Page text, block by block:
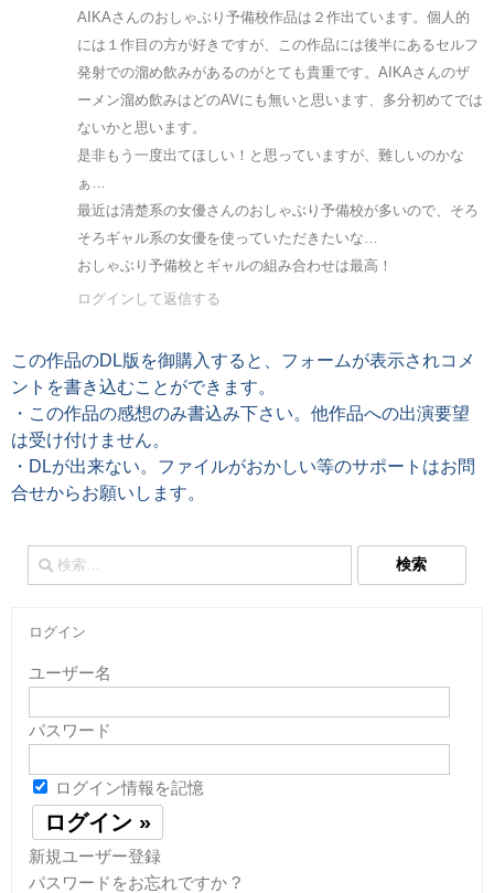
AIKAさんのおしゃぶり予備校作品は２作出ています。個人的
には１作目の方が好きですが、この作品には後半にあるセルフ
発射での溜め飲みがあるのがとても貴重です。AIKAさんのザ
ーメン溜め飲みはどのAVにも無いと思います、多分初めてでは
ないかと思います。
是非もう一度出てほしい！と思っていますが、難しいのかな
ぁ…
最近は清楚系の女優さんのおしゃぶり予備校が多いので、そろ
そろギャル系の女優を使っていただきたいな…
おしゃぶり予備校とギャルの組み合わせは最高！
ログインして返信する
この作品のDL版を御購入すると、フォームが表示されコメ
ントを書き込むことができます。
・この作品の感想のみ書込み下さい。他作品への出演要望
は受け付けません。
・DLが出来ない。ファイルがおかしい等のサポートはお問
合せからお願いします。
検
索:
ログイン
ユーザー名
パスワード
ログイン情報を記憶
新規ユーザー登録
パスワードをお忘れですか ?